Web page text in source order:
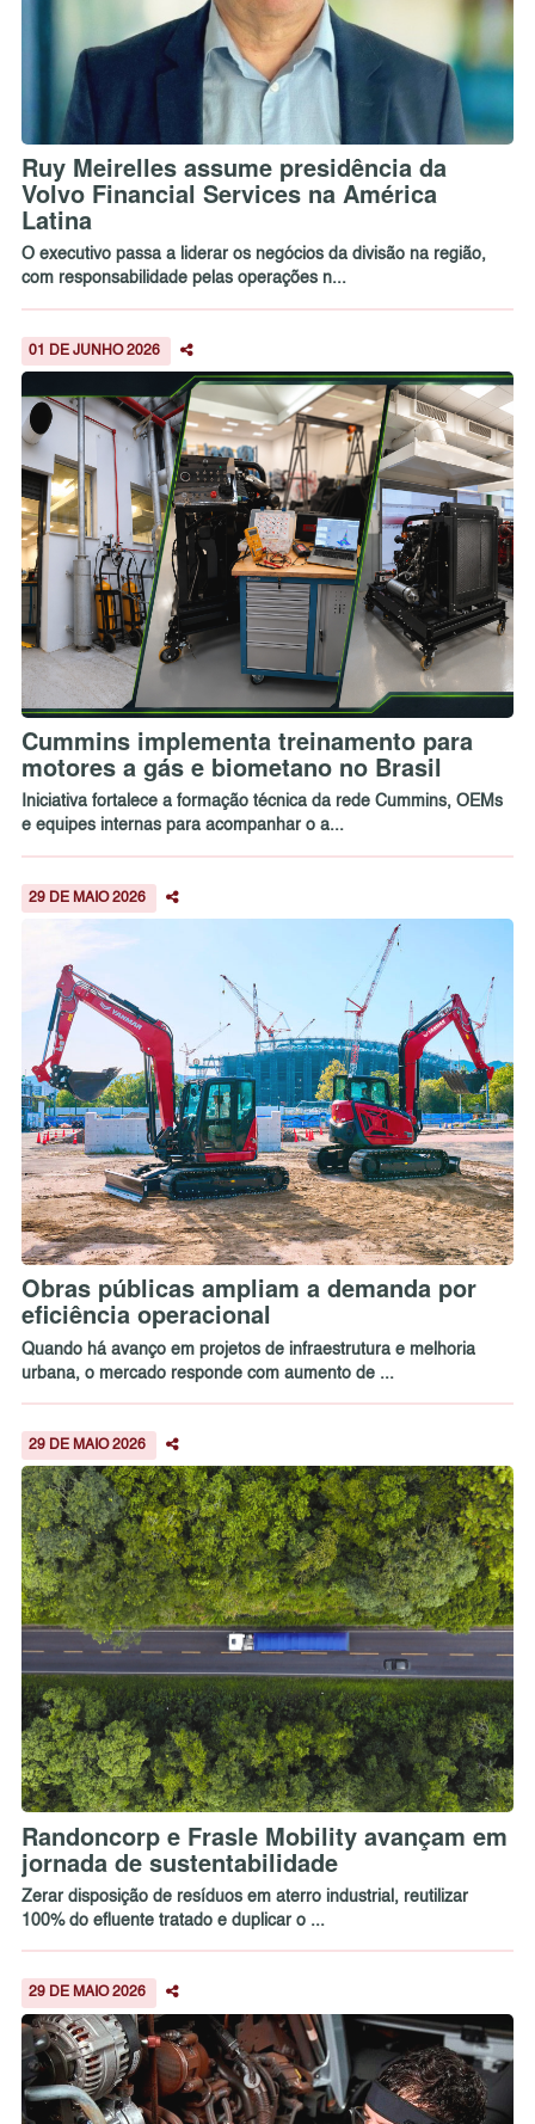
Ruy Meirelles assume presidência da
Volvo Financial Services na América
Latina
O executivo passa a liderar os negócios da divisão na região,
com responsabilidade pelas operações n...
01 DE JUNHO 2026
Cummins implementa treinamento para
motores a gás e biometano no Brasil
Iniciativa fortalece a formação técnica da rede Cummins, OEMs
e equipes internas para acompanhar o a...
29 DE MAIO 2026
Obras públicas ampliam a demanda por
eficiência operacional
Quando há avanço em projetos de infraestrutura e melhoria
urbana, o mercado responde com aumento de ...
29 DE MAIO 2026
Randoncorp e Frasle Mobility avançam em
jornada de sustentabilidade
Zerar disposição de resíduos em aterro industrial, reutilizar
100% do efluente tratado e duplicar o ...
29 DE MAIO 2026